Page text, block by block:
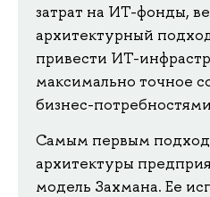
затрат на ИТ-фонды,
архитектурный
привести ИТ-
максимально точное
бизнес-
Самым первым
архитектуры
модель Захмана. Ее